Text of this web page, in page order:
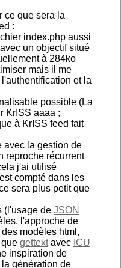
ce que sera la
:
index.php aussi
un objectif situé
à 284ko
mais il me
et la
possible (La
KrISS aaaa ;
à KrISS feed fait
avec la gestion de
reproche récurrent
j'ai utilisé
compté dans les
sera plus petit que
(l'usage de JSON
l'approche de
modèles html,
gettextavec ICU
inspiration de
génération de